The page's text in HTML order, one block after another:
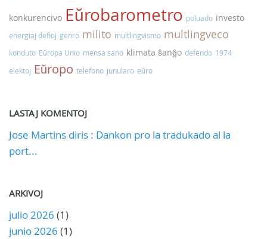
konkurencivo Eŭrobarometro poluado investo
energiaj defioj genro milito multlingvismo multlingveco
konduto Eŭropa Unio mensa sano klimata ŝanĝo defendo 1974
elektoj Eŭropo telefono junularo eŭro
LASTAJ KOMENTOJ
Jose Martins diris : Dankon pro la tradukado al la
port...
ARKIVOJ
julio 2026 (1)
junio 2026 (1)